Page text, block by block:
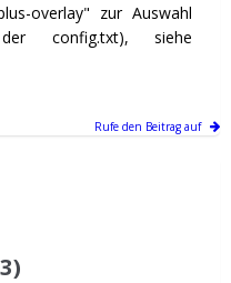
overlay" zur Auswahl
config.txt), siehe
Rufe den Beitrag auf